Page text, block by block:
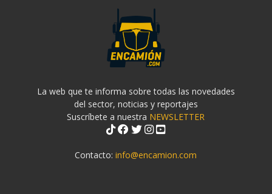
La web que te informa sobre todas las novedades
del sector, noticias y reportajes
Suscríbete a nuestra NEWSLETTER
Contacto:info@encamion.com